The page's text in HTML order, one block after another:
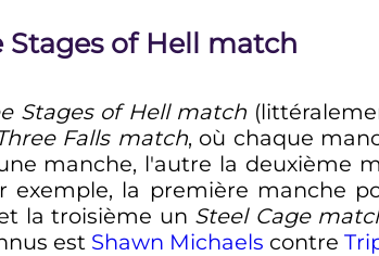
Stages of Hell match
Stages of Hell match
Falls match, où chaque
manche, l'autre la deuxième
exemple, la première manche
la troisième un Steel Cage
est Shawn Michaels contre